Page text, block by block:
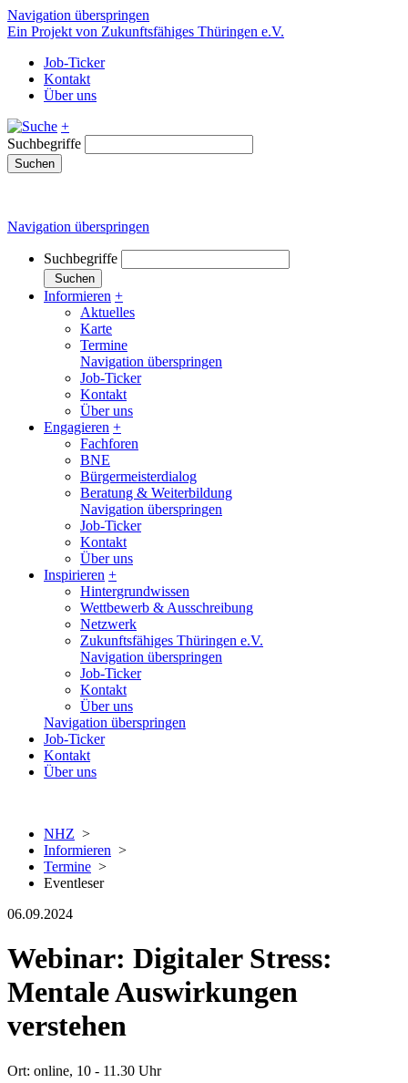
Navigation überspringen
Ein Projekt von Zukunftsfähiges Thüringen e.V.
Job-Ticker
Kontakt
Über uns
+
Suchbegriffe
Suchen
Navigation überspringen
Suchbegriffe
Suchen
Informieren +
Aktuelles
Karte
Termine
Navigation überspringen
Job-Ticker
Kontakt
Über uns
Engagieren +
Fachforen
BNE
Bürgermeisterdialog
Beratung & Weiterbildung
Navigation überspringen
Job-Ticker
Kontakt
Über uns
Inspirieren +
Hintergrundwissen
Wettbewerb & Ausschreibung
Netzwerk
Zukunftsfähiges Thüringen e.V.
Navigation überspringen
Job-Ticker
Kontakt
Über uns
Navigation überspringen
Job-Ticker
Kontakt
Über uns
NHZ >
Informieren >
Termine >
Eventleser
06.09.2024
Webinar: Digitaler Stress:
Mentale Auswirkungen
verstehen
Ort: online, 10 - 11.30 Uhr